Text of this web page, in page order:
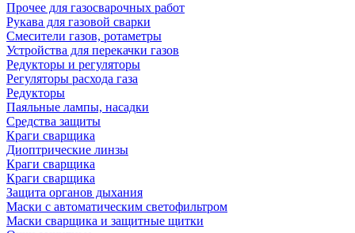
Прочее для газосварочных работ
Рукава для газовой сварки
Смесители газов, ротаметры
Устройства для перекачки газов
Редукторы и регуляторы
Регуляторы расхода газа
Редукторы
Паяльные лампы, насадки
Средства защиты
Краги сварщика
Диоптрические линзы
Краги сварщика
Краги сварщика
Защита органов дыхания
Маски с автоматическим светофильтром
Маски сварщика и защитные щитки